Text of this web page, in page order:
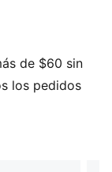
Perfecto
PUMA -
ciernes.
de $60 sin
los pedidos